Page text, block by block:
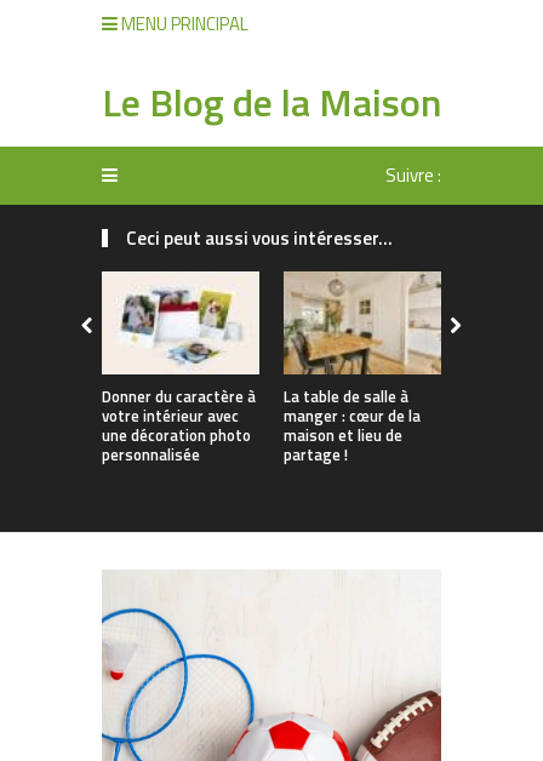
MENU PRINCIPAL
Le Blog de la Maison
Suivre :
Ceci peut aussi vous intéresser...
Donner du caractère à
votre intérieur avec
une décoration photo
personnalisée
La table de salle à
manger : cœur de la
maison et lieu de
partage !